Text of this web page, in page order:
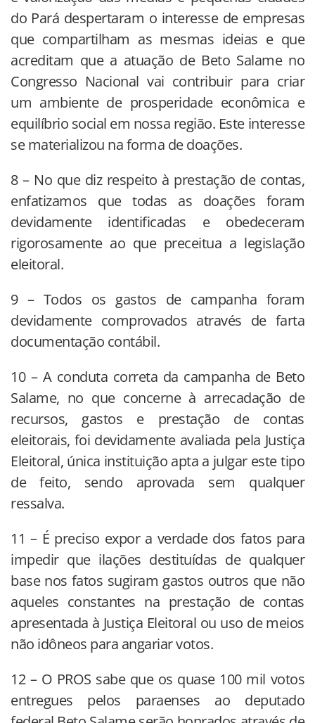
do Pará despertaram o interesse de empresas
que compartilham as mesmas ideias e que
acreditam que a atuação de Beto Salame no
Congresso Nacional vai contribuir para criar
um ambiente de prosperidade econômica e
equilíbrio social em nossa região. Este interesse
se materializou na forma de doações.
8 – No que diz respeito à prestação de contas,
enfatizamos que todas as doações foram
devidamente identificadas e obedeceram
rigorosamente ao que preceitua a legislação
eleitoral.
9 – Todos os gastos de campanha foram
devidamente comprovados através de farta
documentação contábil.
10 – A conduta correta da campanha de Beto
Salame, no que concerne à arrecadação de
recursos, gastos e prestação de contas
eleitorais, foi devidamente avaliada pela Justiça
Eleitoral, única instituição apta a julgar este tipo
de feito, sendo aprovada sem qualquer
ressalva.
11 – É preciso expor a verdade dos fatos para
impedir que ilações destituídas de qualquer
base nos fatos sugiram gastos outros que não
aqueles constantes na prestação de contas
apresentada à Justiça Eleitoral ou uso de meios
não idôneos para angariar votos.
12 – O PROS sabe que os quase 100 mil votos
entregues pelos paraenses ao deputado